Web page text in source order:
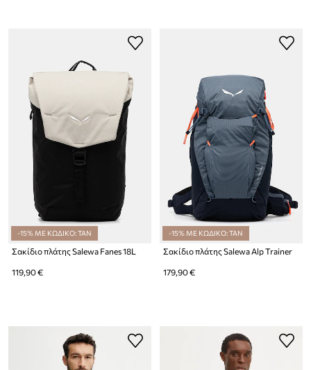
-15% ΜΕ ΚΩΔΙΚΟ: TAN
Σακίδιο πλάτης Salewa Fanes 18L
119,90 €
-15% ΜΕ ΚΩΔΙΚΟ: TAN
Σακίδιο πλάτης Salewa Alp Trainer
179,90 €